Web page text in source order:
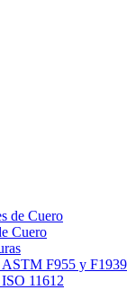
de Cuero
Cuero
ASTM F955 y F1939
11612